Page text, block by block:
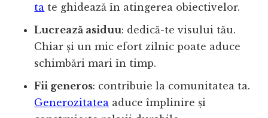
ta te ghidează în atingerea obiectivelor.
Lucrează asiduu: dedică-te visului tău.
Chiar și un mic efort zilnic poate aduce
schimbări mari în timp.
Fii generos: contribuie la comunitatea ta.
Generozitatea aduce împlinire și